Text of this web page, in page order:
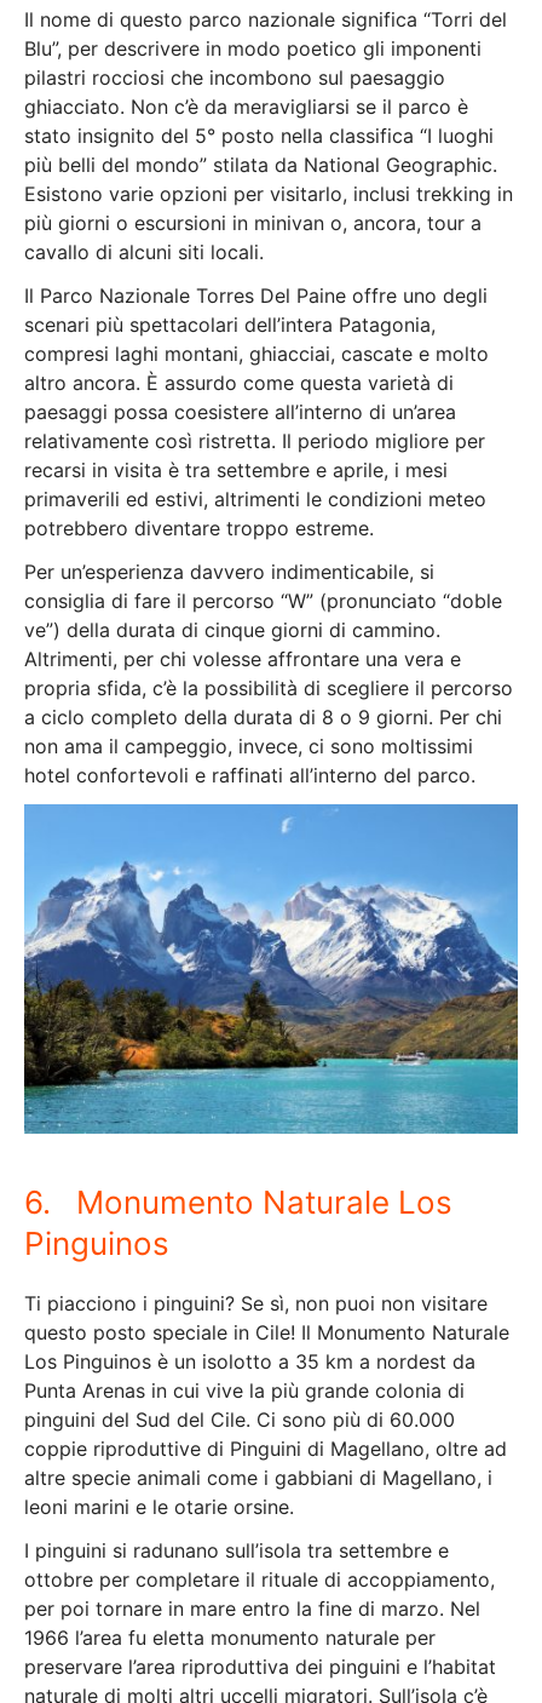
Il nome di questo parco nazionale significa “Torri del
Blu”, per descrivere in modo poetico gli imponenti
pilastri rocciosi che incombono sul paesaggio
ghiacciato. Non c’è da meravigliarsi se il parco è
stato insignito del 5° posto nella classifica “I luoghi
più belli del mondo” stilata da National Geographic.
Esistono varie opzioni per visitarlo, inclusi trekking in
più giorni o escursioni in minivan o, ancora, tour a
cavallo di alcuni siti locali.
Il Parco Nazionale Torres Del Paine offre uno degli
scenari più spettacolari dell’intera Patagonia,
compresi laghi montani, ghiacciai, cascate e molto
altro ancora. È assurdo come questa varietà di
paesaggi possa coesistere all’interno di un’area
relativamente così ristretta. Il periodo migliore per
recarsi in visita è tra settembre e aprile, i mesi
primaverili ed estivi, altrimenti le condizioni meteo
potrebbero diventare troppo estreme.
Per un’esperienza davvero indimenticabile, si
consiglia di fare il percorso “W” (pronunciato “doble
ve”) della durata di cinque giorni di cammino.
Altrimenti, per chi volesse affrontare una vera e
propria sfida, c’è la possibilità di scegliere il percorso
a ciclo completo della durata di 8 o 9 giorni. Per chi
non ama il campeggio, invece, ci sono moltissimi
hotel confortevoli e raffinati all’interno del parco.
6. Monumento Naturale Los
Pinguinos
Ti piacciono i pinguini? Se sì, non puoi non visitare
questo posto speciale in Cile! Il Monumento Naturale
Los Pinguinos è un isolotto a 35 km a nordest da
Punta Arenas in cui vive la più grande colonia di
pinguini del Sud del Cile. Ci sono più di 60.000
coppie riproduttive di Pinguini di Magellano, oltre ad
altre specie animali come i gabbiani di Magellano, i
leoni marini e le otarie orsine.
I pinguini si radunano sull’isola tra settembre e
ottobre per completare il rituale di accoppiamento,
per poi tornare in mare entro la fine di marzo. Nel
1966 l’area fu eletta monumento naturale per
preservare l’area riproduttiva dei pinguini e l’habitat
naturale di molti altri uccelli migratori. Sull’isola c’è